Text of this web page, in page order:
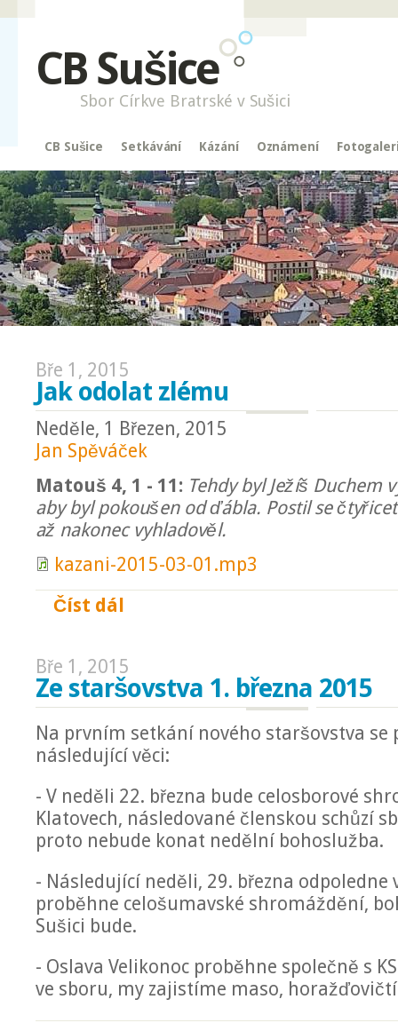
CB Sušice
Sbor Církve Bratrské v Sušici
CB Sušice Setkávání Kázání Oznámení
Bře 1, 2015
Jak odolat zlému
Neděle, 1 Březen, 2015
Jan Spěváček
Matouš 4, 1 - 11: Tehdy byl Ježíš Duchem
aby byl pokoušen od ďábla. Postil se
až nakonec vyhladověl.
kazani-2015-03-01.mp3
Číst dál
Bře 1, 2015
Ze staršovstva 1. března 2015
Na prvním setkání nového staršovstva se
následující věci:
- V neděli 22. března bude celosborové
Klatovech, následované členskou schůzí
proto nebude konat nedělní bohoslužba.
- Následující neděli, 29. března odpoledne
proběhne celošumavské shromáždění,
Sušici bude.
- Oslava Velikonoc proběhne společně s
ve sboru, my zajistíme maso,